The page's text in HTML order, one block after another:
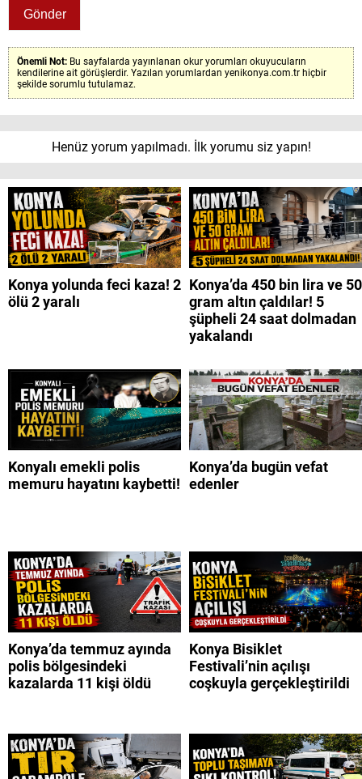
Önemli Not: Bu sayfalarda yayınlanan okur yorumları okuyucuların
kendilerine ait görüşlerdir. Yazılan yorumlardan yenikonya.com.tr hiçbir
şekilde sorumlu tutulamaz.
Henüz yorum yapılmadı. İlk yorumu siz yapın!
Konya yolunda feci kaza! 2
ölü 2 yaralı
Konya’da 450 bin lira ve 50
gram altın çaldılar! 5
şüpheli 24 saat dolmadan
yakalandı
Konyalı emekli polis
memuru hayatını kaybetti!
Konya’da bugün vefat
edenler
Konya’da temmuz ayında
polis bölgesindeki
kazalarda 11 kişi öldü
Konya Bisiklet
Festivali’nin açılışı
coşkuyla gerçekleştirildi